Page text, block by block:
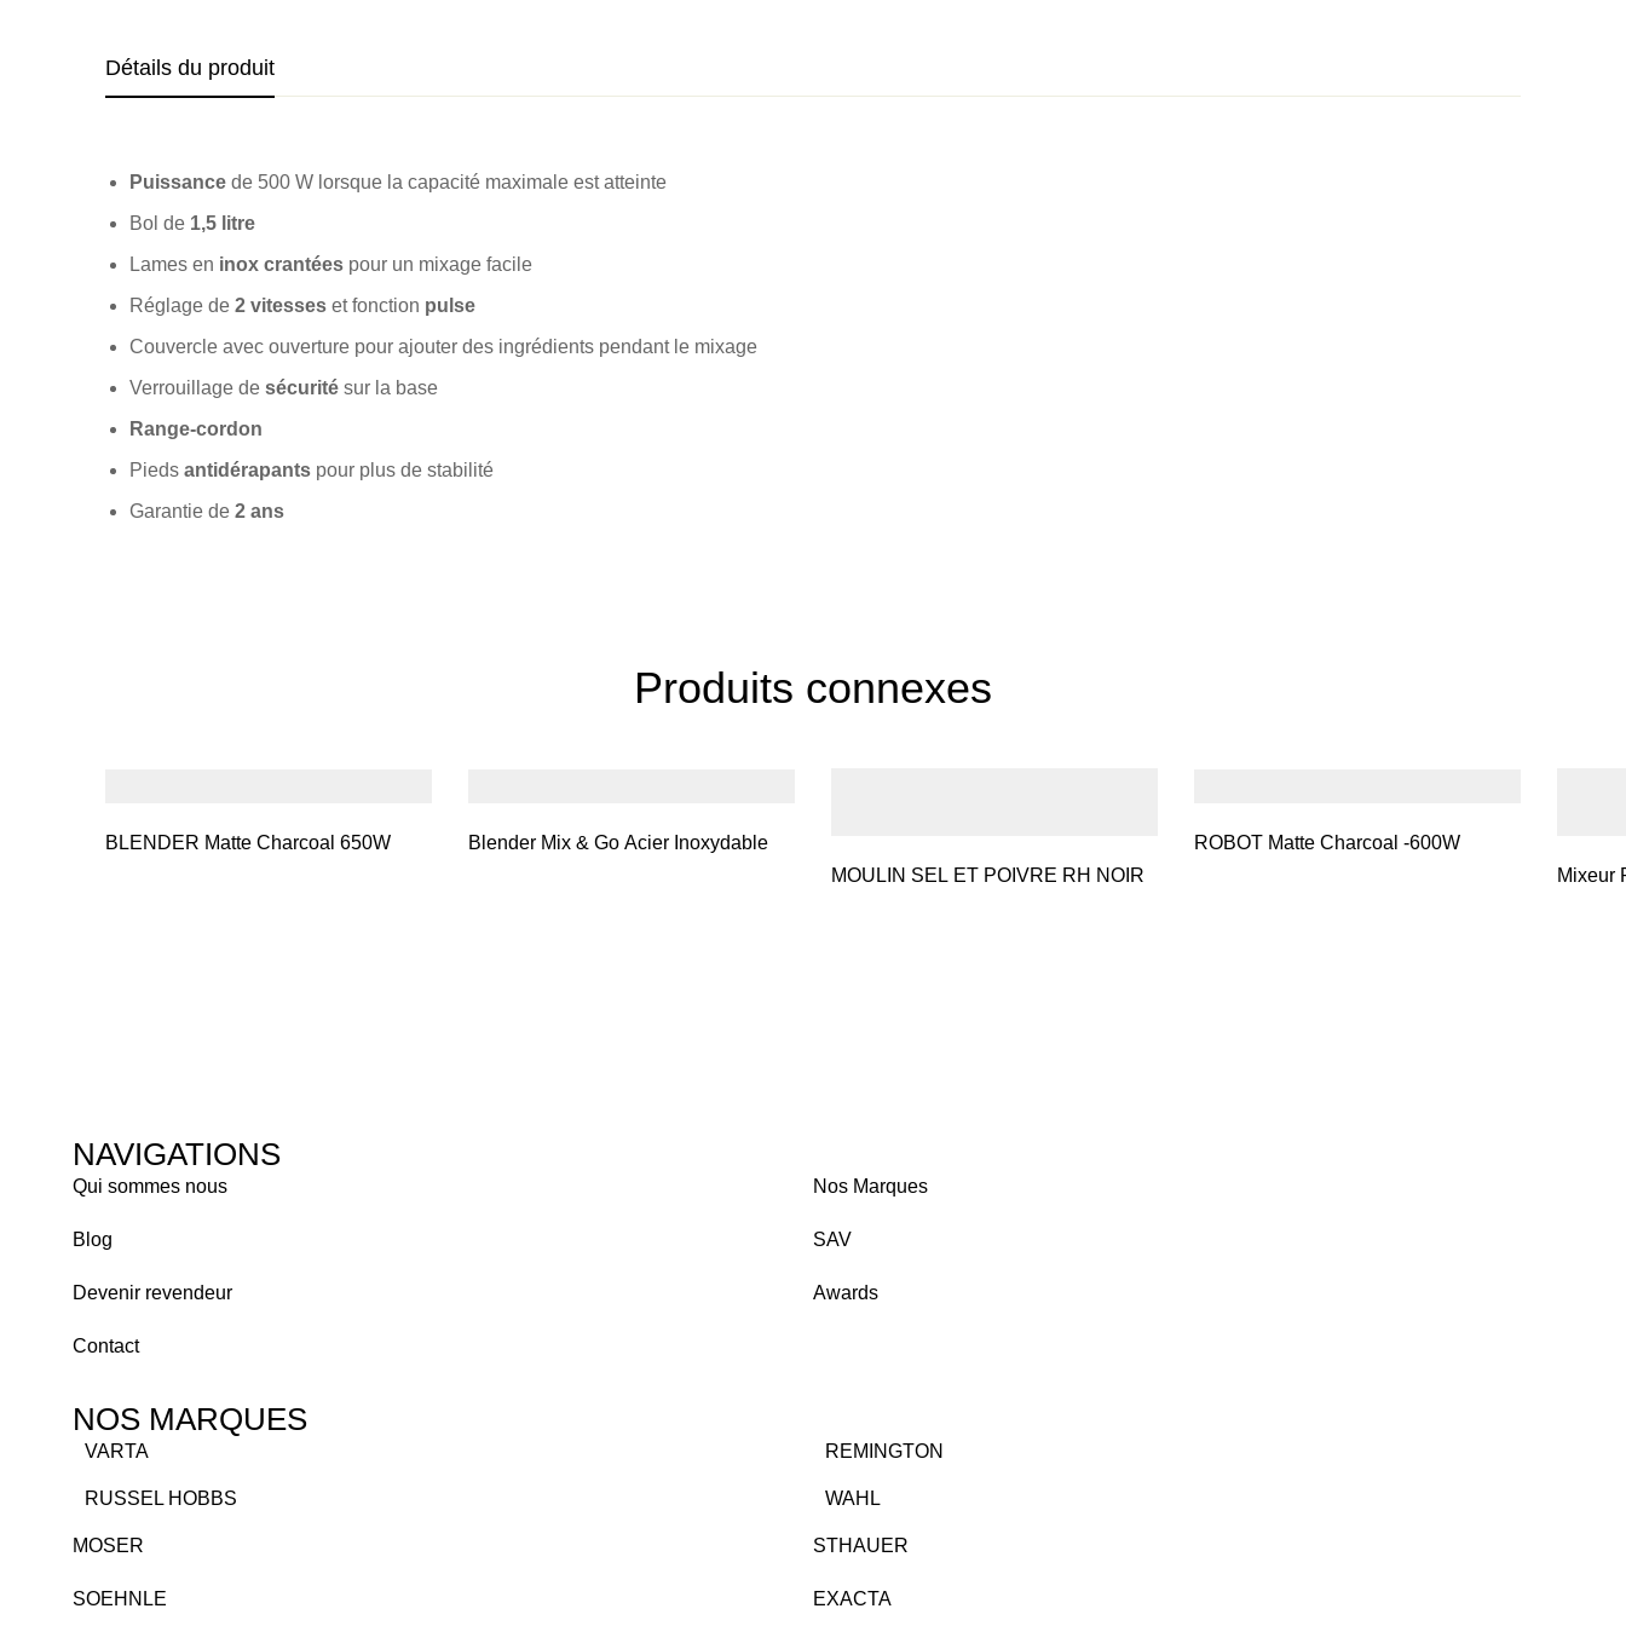
Détails du produit
Puissance de 500 W lorsque la capacité maximale est atteinte
Bol de 1,5 litre
Lames en inox crantées pour un mixage facile
Réglage de 2 vitesses et fonction pulse
Couvercle avec ouverture pour ajouter des ingrédients pendant le mixage
Verrouillage de sécurité sur la base
Range-cordon
Pieds antidérapants pour plus de stabilité
Garantie de 2 ans
Produits connexes
BLENDER Matte Charcoal 650W
Blender Mix & Go Acier Inoxydable
MOULIN SEL ET POIVRE RH NOIR
ROBOT Matte Charcoal -600W
Mixeur
NAVIGATIONS
Qui sommes nous Nos Marques
Blog SAV
Devenir revendeur Awards
Contact
NOS MARQUES
VARTA REMINGTON
RUSSEL HOBBS WAHL
MOSER STHAUER
SOEHNLE EXACTA